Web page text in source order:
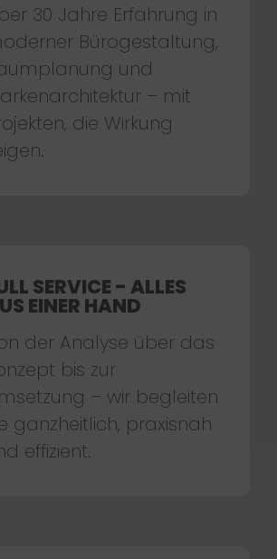
30 Jahre Erfahrung in
Bürogestaltung,
und
– mit
die Wirkung
SERVICE - ALLES
EINER HAND
der Analyse über das
bis zur
– wir begleiten
ganzheitlich, praxisnah
effizient.